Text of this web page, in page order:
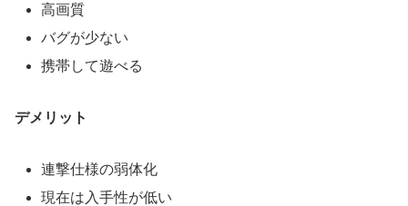
高画質
バグが少ない
携帯して遊べる
デメリット
連撃仕様の弱体化
現在は入手性が低い